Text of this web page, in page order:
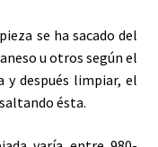
se ha sacado del
u otros según el
y después limpiar, el
ésta.